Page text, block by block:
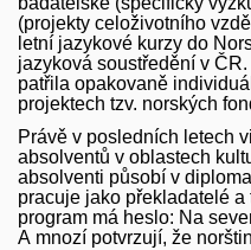
(projekty celoživotního
letní jazykové kurzy do
jazyková soustředění v
patřila opakovaně
projektech tzv. norských
Právě v posledních letech
absolventů v oblastech
absolventi působí v
pracuje jako překladatelé
program má heslo: Na
A mnozí potvrzují, že